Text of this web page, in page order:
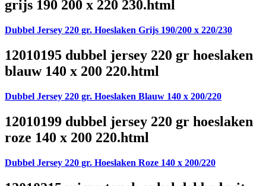
grijs 190 200 x 220 230.html
Dubbel Jersey 220 gr. Hoeslaken Grijs 190/200 x 220/230
12010195 dubbel jersey 220 gr hoeslaken
blauw 140 x 200 220.html
Dubbel Jersey 220 gr. Hoeslaken Blauw 140 x 200/220
12010199 dubbel jersey 220 gr hoeslaken
roze 140 x 200 220.html
Dubbel Jersey 220 gr. Hoeslaken Roze 140 x 200/220